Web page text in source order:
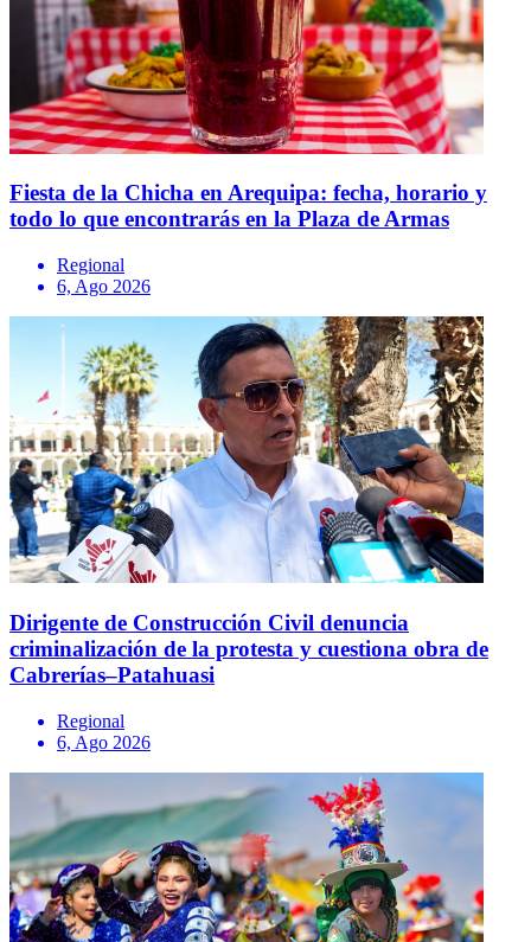
Fiesta de la Chicha en Arequipa: fecha, horario y
todo lo que encontrarás en la Plaza de Armas
Regional
6, Ago 2026
Dirigente de Construcción Civil denuncia
criminalización de la protesta y cuestiona obra de
Cabrerías–Patahuasi
Regional
6, Ago 2026